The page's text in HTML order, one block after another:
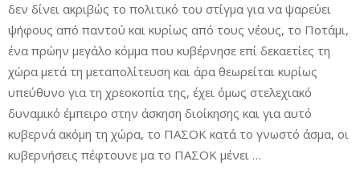
δεν δίνει ακριβώς το πολιτικό του στίγμα για να ψαρεύει
ψήφους από παντού και κυρίως από τους νέους, το Ποτάμι,
ένα πρώην μεγάλο κόμμα που κυβέρνησε επί δεκαετίες τη
χώρα μετά τη μεταπολίτευση και άρα θεωρείται κυρίως
υπεύθυνο για τη χρεοκοπία της, έχει όμως στελεχιακό
δυναμικό έμπειρο στην άσκηση διοίκησης και για αυτό
κυβερνά ακόμη τη χώρα, το ΠΑΣΟΚ κατά το γνωστό άσμα, οι
κυβερνήσεις πέφτουνε μα το ΠΑΣΟΚ μένει …